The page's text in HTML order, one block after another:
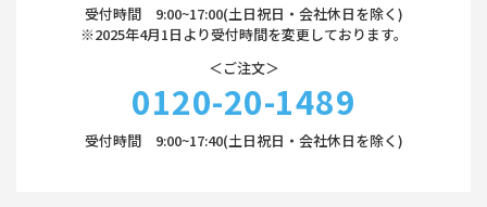
受付時間 9:00~17:00(土日祝日・会社休日を除く)
※2025年4月1日より受付時間を変更しております。
＜ご注文＞
0120-20-1489
受付時間 9:00~17:40(土日祝日・会社休日を除く)